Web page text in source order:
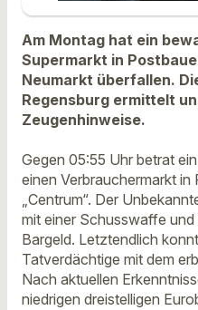
Am Montag hat ein
Supermarkt in
Neumarkt überfallen.
Regensburg ermittelt
Zeugenhinweise.
Gegen 05:55 Uhr betrat
einen Verbrauchermarkt
„Centrum“. Der
mit einer Schusswaffe
Bargeld. Letztendlich
Tatverdächtige mit dem
Nach aktuellen
niedrigen dreistelligen